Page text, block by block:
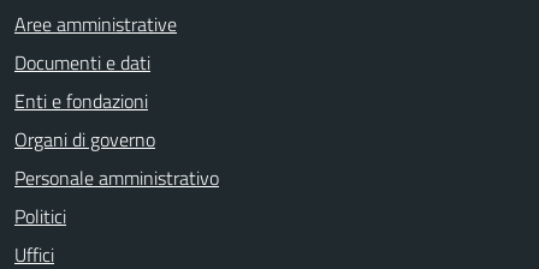
Aree amministrative
Documenti e dati
Enti e fondazioni
Organi di governo
Personale amministrativo
Politici
Uffici